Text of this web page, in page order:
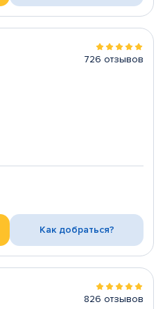
726 отзывов
Как добраться?
826 отзывов